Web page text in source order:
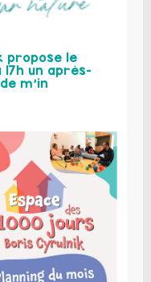
propose le
un après-
m’in